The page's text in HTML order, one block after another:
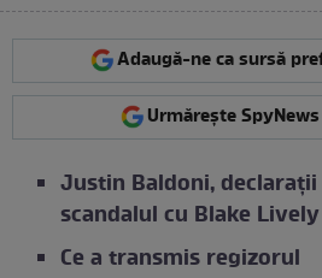
Adaugă-ne ca sursă
Urmărește
Justin Baldoni,
scandalul cu Blake Lively
Ce a transmis regizorul